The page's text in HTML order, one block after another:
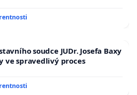
na cca 25 milionů korun (bez
takto silný odpor a u něhož
trvale odmítáno (a v
není projevem
soudce JUDr. Josefa Baxy
ve spravedlivý proces